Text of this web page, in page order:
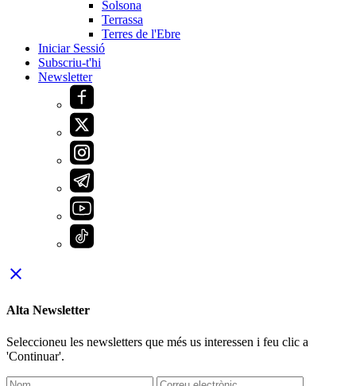
Solsona
Terrassa
Terres de l'Ebre
Iniciar Sessió
Subscriu-t'hi
Newsletter
close
Alta Newsletter
Seleccioneu les newsletters que més us interessen i feu clic a
'Continuar'.